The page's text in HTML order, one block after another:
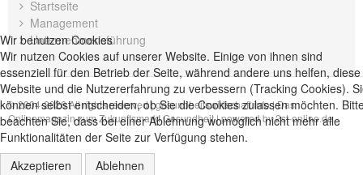
Startseite
Management
Unternehmensführung
© 2004-2026 All rights reserved |gesundheitswirtschaft.info | Das
Onlinemagazin zum Zukunftsmarkt Gesundheit| powered by2st-online.de
Wir benutzen Cookies
Wir nutzen Cookies auf unserer Website. Einige von ihnen sind
essenziell für den Betrieb der Seite, während andere uns helfen, diese
Website und die Nutzererfahrung zu verbessern (Tracking Cookies).
können selbst entscheiden, ob Sie die Cookies zulassen möchten.
beachten Sie, dass bei einer Ablehnung womöglich nicht mehr alle
Funktionalitäten der Seite zur Verfügung stehen.
Akzeptieren
Ablehnen